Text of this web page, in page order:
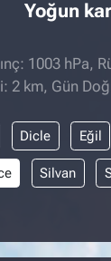
Yoğun
1003 hPa,
2 km, Gün
Dicle Eğil
Silvan